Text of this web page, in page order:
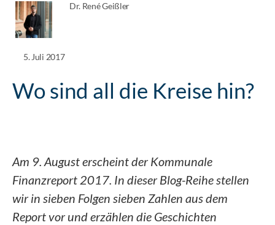
Dr. René Geißler
5. Juli 2017
Wo sind all die Kreise hin?
Am 9. August erscheint der Kommunale
Finanzreport 2017. In dieser Blog-Reihe stellen
wir in sieben Folgen sieben Zahlen aus dem
Report vor und erzählen die Geschichten